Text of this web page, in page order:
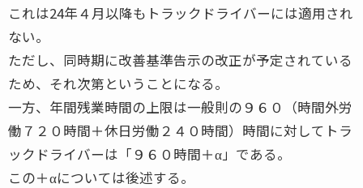
これは24年４月以降もトラックドライバーには適用され
ない。
ただし、同時期に改善基準告示の改正が予定されている
ため、それ次第ということになる。
一方、年間残業時間の上限は一般則の９６０（時間外労
働７２０時間＋休日労働２４０時間）時間に対してトラ
ックドライバーは「９６０時間＋α」である。
この＋αについては後述する。